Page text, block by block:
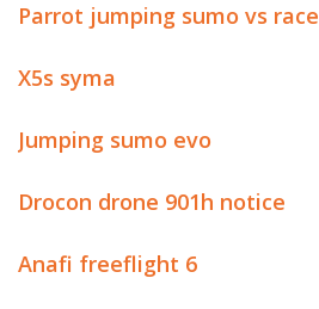
Parrot jumping sumo vs race
X5s syma
Jumping sumo evo
Drocon drone 901h notice
Anafi freeflight 6